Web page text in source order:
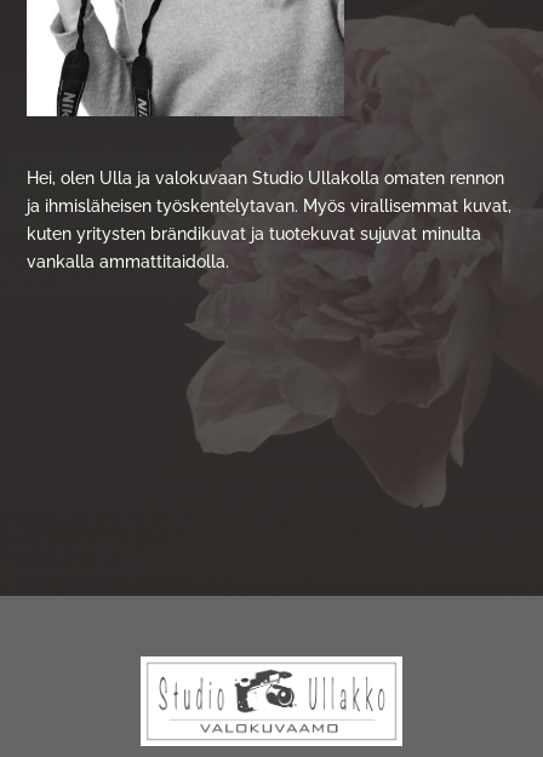
Hei, olen Ulla ja valokuvaan Studio Ullakolla omaten rennon
ja ihmisläheisen työskentelytavan. Myös virallisemmat kuvat,
kuten yritysten brändikuvat ja tuotekuvat sujuvat minulta
vankalla ammattitaidolla.
”Saamassani asiakaspalautteessa minua on kiitetty
siitä, miten osaan ottaa lapset huomioon
kuvauksissa. Lasten kanssa työskentely on minulle
luontevaa, sillä kuvaan syksyisin monta viikkoa
alihankintana pelkkiä koulukuvia. Tulen hyvin
toimeen eri ikäisten ihmisten kanssa ja saan valtavasti